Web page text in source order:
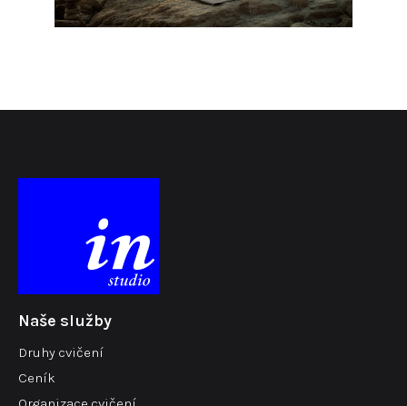
Naše služby
Druhy cvičení
Ceník